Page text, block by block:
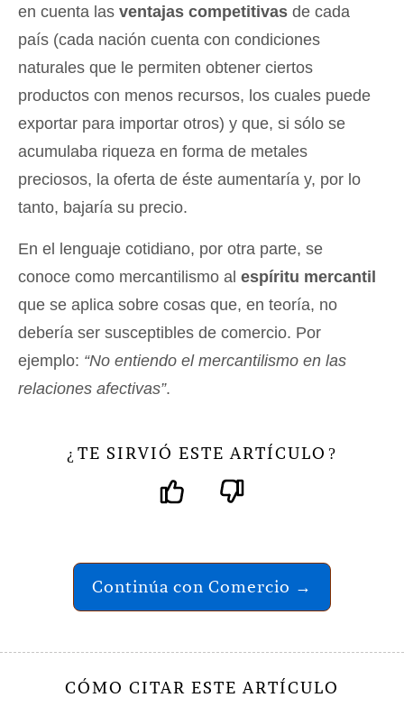
en cuenta las ventajas competitivas de cada
país (cada nación cuenta con condiciones
naturales que le permiten obtener ciertos
productos con menos recursos, los cuales puede
exportar para importar otros) y que, si sólo se
acumulaba riqueza en forma de metales
preciosos, la oferta de éste aumentaría y, por lo
tanto, bajaría su precio.
En el lenguaje cotidiano, por otra parte, se
conoce como mercantilismo al espíritu mercantil
que se aplica sobre cosas que, en teoría, no
debería ser susceptibles de comercio. Por
ejemplo: “No entiendo el mercantilismo en las
relaciones afectivas”.
¿ TE SIRVIÓ ESTE ARTÍCULO ?
Continúa con Comercio →
CÓMO CITAR ESTE ARTÍCULO